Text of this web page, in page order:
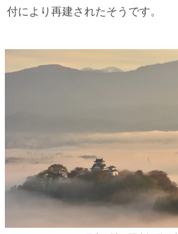
付により再建されたそうです。